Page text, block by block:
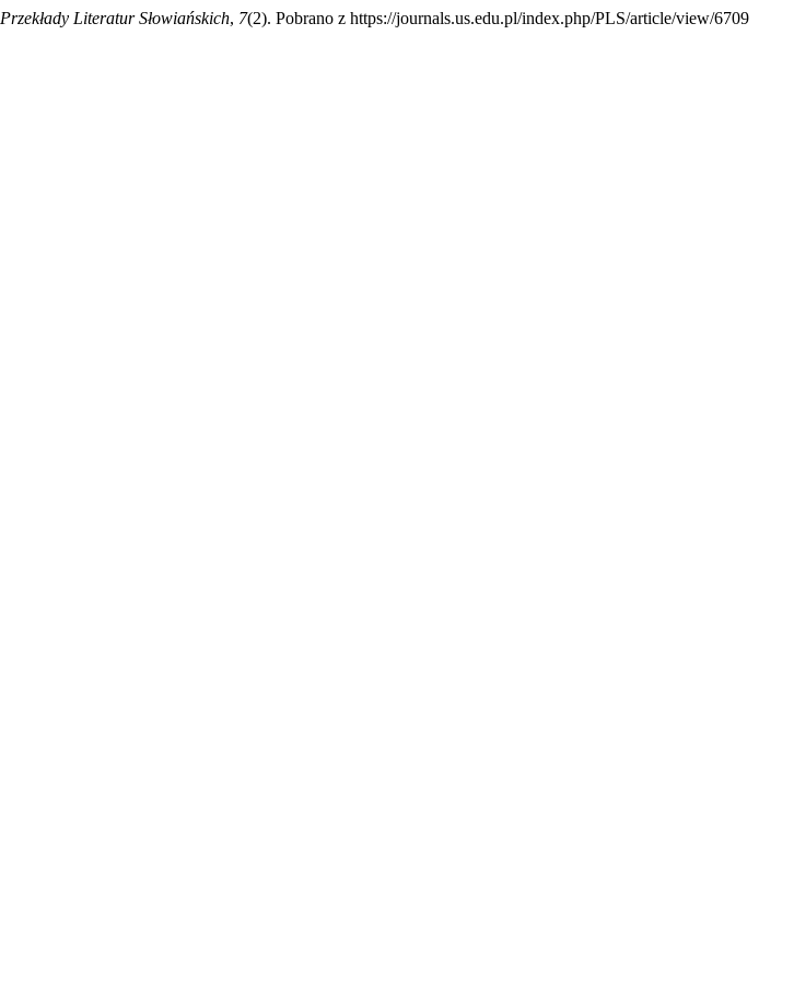
Przekłady Literatur Słowiańskich, 7(2). Pobrano z https://journals.us.edu.pl/index.php/PLS/article/view/6709